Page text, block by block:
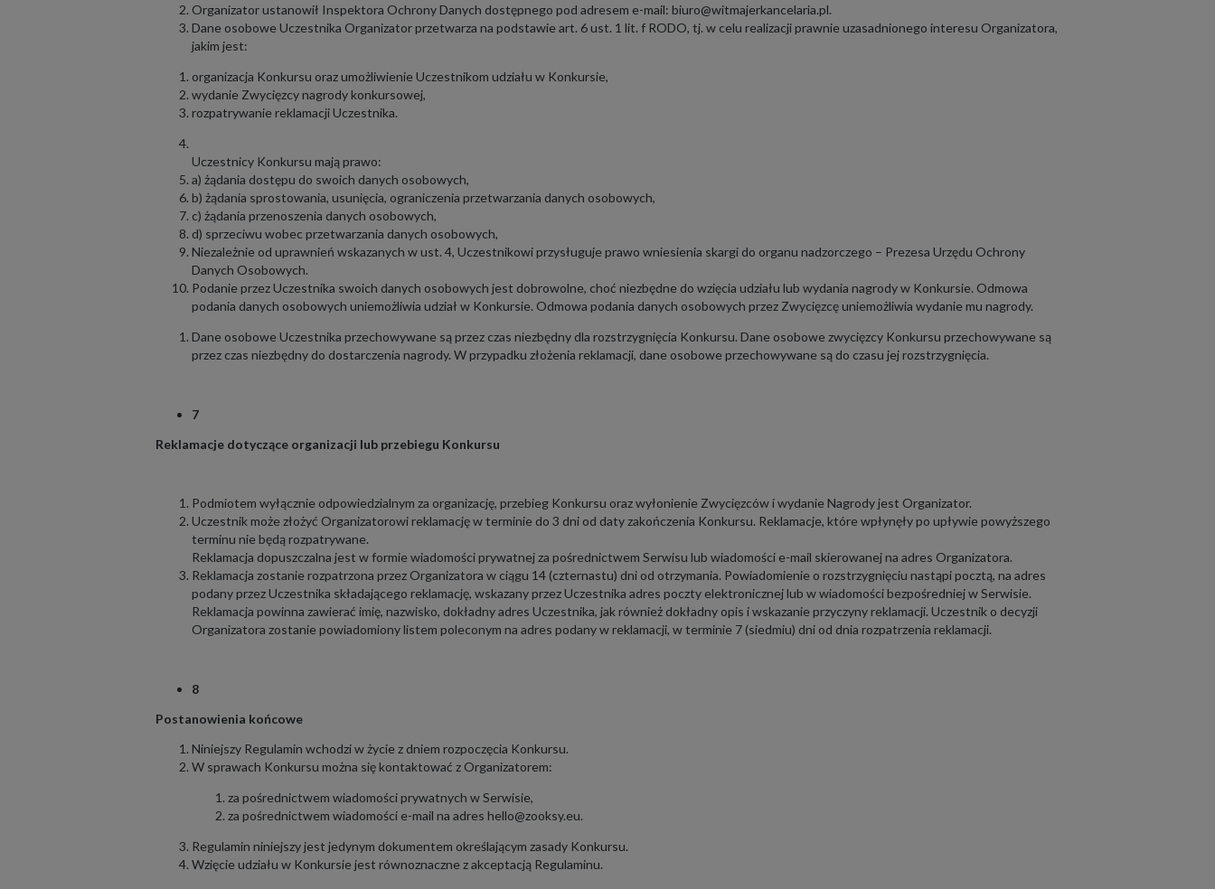
Organizator ustanowił Inspektora Ochrony Danych dostępnego pod adresem e-mail: biuro@witmajerkancelaria.pl.
Dane osobowe Uczestnika Organizator przetwarza na podstawie art. 6 ust. 1 lit. f RODO, tj. w celu realizacji prawnie uzasadnionego interesu Organizatora,
jakim jest:
organizacja Konkursu oraz umożliwienie Uczestnikom udziału w Konkursie,
wydanie Zwycięzcy nagrody konkursowej,
rozpatrywanie reklamacji Uczestnika.
Uczestnicy Konkursu mają prawo:
a) żądania dostępu do swoich danych osobowych,
b) żądania sprostowania, usunięcia, ograniczenia przetwarzania danych osobowych,
c) żądania przenoszenia danych osobowych,
d) sprzeciwu wobec przetwarzania danych osobowych,
Niezależnie od uprawnień wskazanych w ust. 4, Uczestnikowi przysługuje prawo wniesienia skargi do organu nadzorczego – Prezesa Urzędu Ochrony
Danych Osobowych.
Podanie przez Uczestnika swoich danych osobowych jest dobrowolne, choć niezbędne do wzięcia udziału lub wydania nagrody w Konkursie. Odmowa
podania danych osobowych uniemożliwia udział w Konkursie. Odmowa podania danych osobowych przez Zwycięzcę uniemożliwia wydanie mu nagrody.
Dane osobowe Uczestnika przechowywane są przez czas niezbędny dla rozstrzygnięcia Konkursu. Dane osobowe zwycięzcy Konkursu przechowywane są
przez czas niezbędny do dostarczenia nagrody. W przypadku złożenia reklamacji, dane osobowe przechowywane są do czasu jej rozstrzygnięcia.
7
Reklamacje dotyczące organizacji lub przebiegu Konkursu
Podmiotem wyłącznie odpowiedzialnym za organizację, przebieg Konkursu oraz wyłonienie Zwycięzców i wydanie Nagrody jest Organizator.
Uczestnik może złożyć Organizatorowi reklamację w terminie do 3 dni od daty zakończenia Konkursu. Reklamacje, które wpłynęły po upływie powyższego
terminu nie będą rozpatrywane.
Reklamacja dopuszczalna jest w formie wiadomości prywatnej za pośrednictwem Serwisu lub wiadomości e-mail skierowanej na adres Organizatora.
Reklamacja zostanie rozpatrzona przez Organizatora w ciągu 14 (czternastu) dni od otrzymania. Powiadomienie o rozstrzygnięciu nastąpi pocztą, na adres
podany przez Uczestnika składającego reklamację, wskazany przez Uczestnika adres poczty elektronicznej lub w wiadomości bezpośredniej w Serwisie.
Reklamacja powinna zawierać imię, nazwisko, dokładny adres Uczestnika, jak również dokładny opis i wskazanie przyczyny reklamacji. Uczestnik o decyzji
Organizatora zostanie powiadomiony listem poleconym na adres podany w reklamacji, w terminie 7 (siedmiu) dni od dnia rozpatrzenia reklamacji.
8
Postanowienia końcowe
Niniejszy Regulamin wchodzi w życie z dniem rozpoczęcia Konkursu.
W sprawach Konkursu można się kontaktować z Organizatorem:
za pośrednictwem wiadomości prywatnych w Serwisie,
za pośrednictwem wiadomości e-mail na adres hello@zooksy.eu.
Regulamin niniejszy jest jedynym dokumentem określającym zasady Konkursu.
Wzięcie udziału w Konkursie jest równoznaczne z akceptacją Regulaminu.